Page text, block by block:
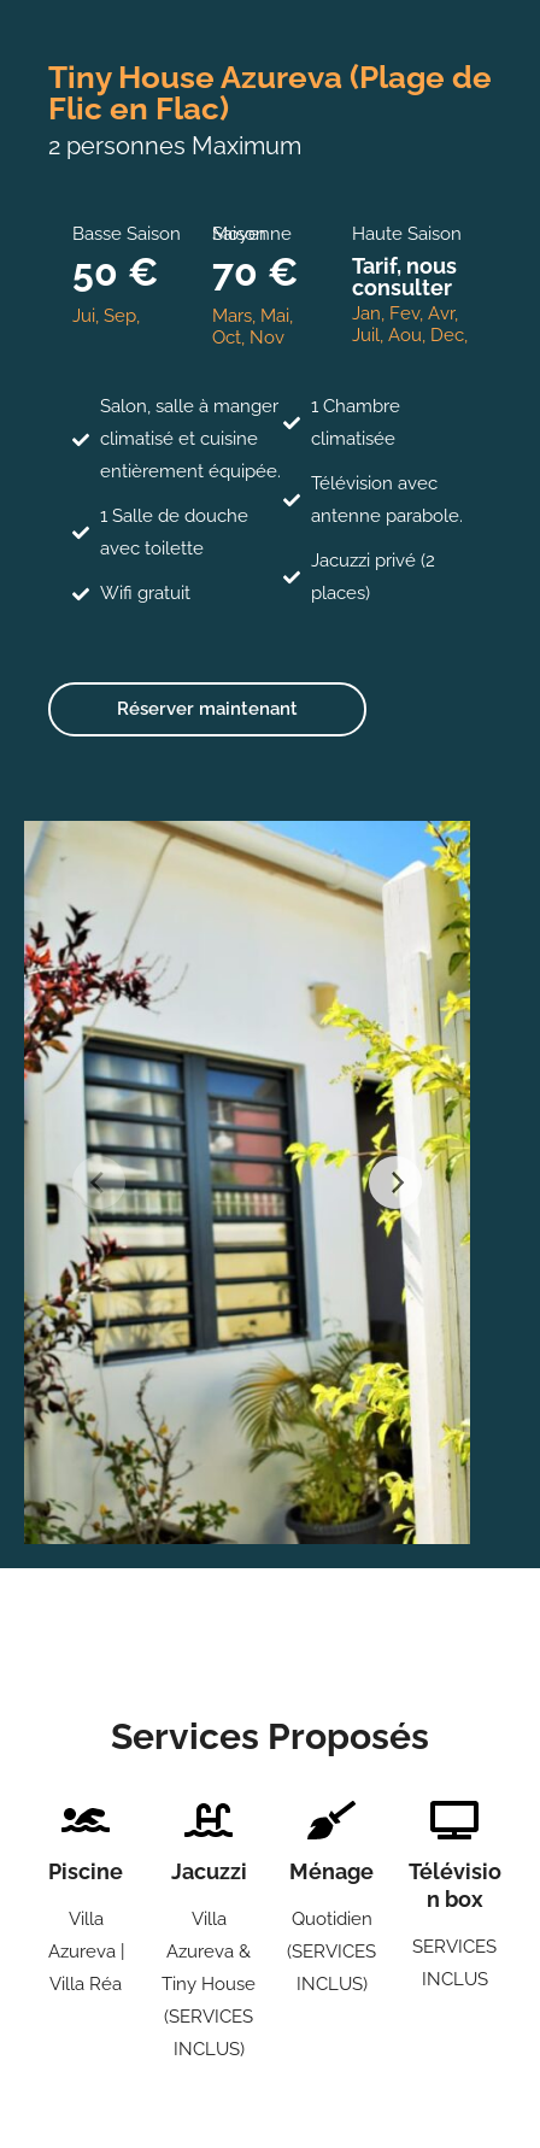
Tiny House Azureva (Plage de
Flic en Flac)
2 personnes Maximum
Basse Saison
50 €
Jui, Sep,
Moyenne Saison
70 €
Mars, Mai,
Oct, Nov
Haute Saison
Tarif, nous
consulter
Jan, Fev, Avr,
Juil, Aou, Dec,
Salon, salle à manger
climatisé et cuisine
entièrement équipée.
1 Salle de douche
avec toilette
Wifi gratuit
1 Chambre
climatisée
Télévision avec
antenne parabole.
Jacuzzi privé (2
places)
Réserver maintenant
Services Proposés
Piscine
Villa
Azureva |
Villa Réa
Jacuzzi
Villa
Azureva &
Tiny House
(SERVICES
INCLUS)
Ménage
Quotidien
(SERVICES
INCLUS)
Télévisio
n box
SERVICES
INCLUS